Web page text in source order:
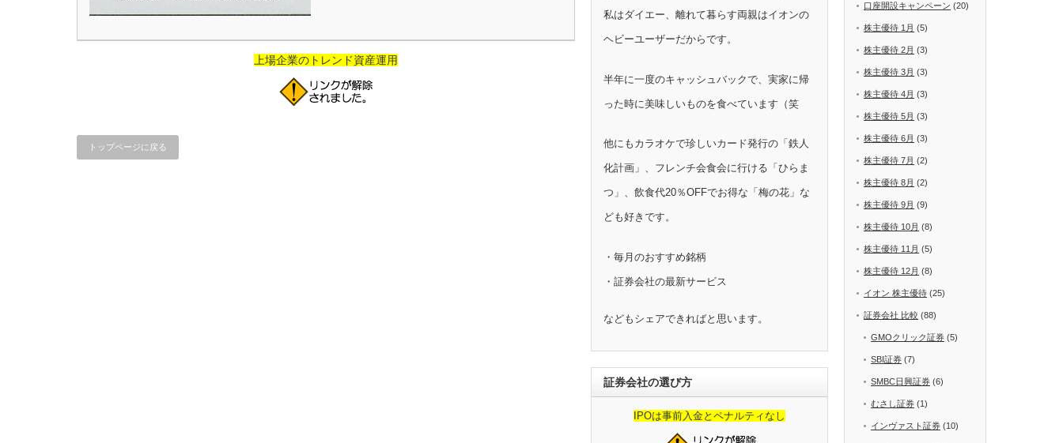
上場企業のトレンド資産運用
トップページに戻る
私はダイエー、離れて暮らす両親はイオンの
ヘビーユーザーだからです。
半年に一度のキャッシュバックで、実家に帰
った時に美味しいものを食べています（笑
他にもカラオケで珍しいカード発行の「鉄人
化計画」、フレンチ会食会に行ける「ひらま
つ」、飲食代20％OFFでお得な「梅の花」な
ども好きです。
・毎月のおすすめ銘柄
・証券会社の最新サービス
などもシェアできればと思います。
証券会社の選び方
IPOは事前入金とペナルティなし
口座開設キャンペーン (20)
株主優待 1月 (5)
株主優待 2月 (3)
株主優待 3月 (3)
株主優待 4月 (3)
株主優待 5月 (3)
株主優待 6月 (3)
株主優待 7月 (2)
株主優待 8月 (2)
株主優待 9月 (9)
株主優待 10月 (8)
株主優待 11月 (5)
株主優待 12月 (8)
イオン 株主優待 (25)
証券会社 比較 (88)
GMOクリック証券 (5)
SBI証券 (7)
SMBC日興証券 (6)
むさし証券 (1)
インヴァスト証券 (10)